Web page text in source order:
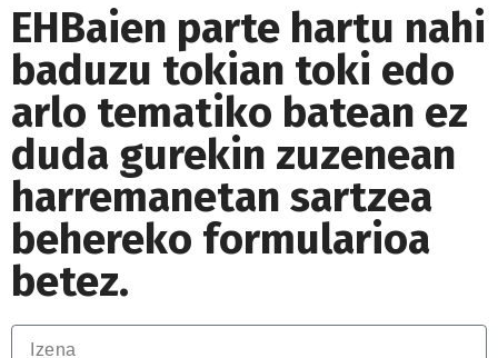
EHBaien parte hartu nahi
baduzu tokian toki edo
arlo tematiko batean ez
duda gurekin zuzenean
harremanetan sartzea
behereko formularioa
betez.